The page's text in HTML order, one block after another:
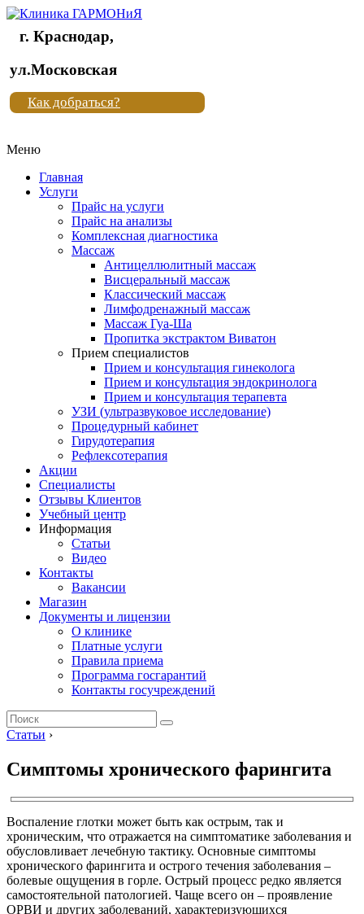
Клиника
"Новая
жизнь"
Клиника
жизнь"
г. Краснодар,
ул.Московская
Как добраться?
Меню
Главная
Услуги
Прайс на услуги
Прайс на анализы
Комплексная диагностика
Массаж
Антицеллюлитный массаж
Висцеральный массаж
Классический массаж
Лимфодренажный массаж
Массаж Гуа-Ша
Пропитка экстрактом Виватон
Прием специалистов
Прием и консультация гинеколога
Прием и консультация эндокринолога
Прием и консультация терапевта
УЗИ (ультразвуковое исследование)
Процедурный кабинет
Гирудотерапия
Рефлексотерапия
Акции
Специалисты
Отзывы Клиентов
Учебный центр
Информация
Статьи
Видео
Контакты
Вакансии
Магазин
Документы и лицензии
О клинике
Платные услуги
Правила приема
Программа госгарантий
Контакты госучреждений
Статьи ›
Симптомы хронического фарингита
Воспаление глотки может быть как острым, так и
хроническим, что отражается на симптоматике заболевания и
обусловливает лечебную тактику. Основные симптомы
хронического фарингита и острого течения заболевания –
болевые ощущения в горле. Острый процесс редко является
самостоятельной патологией. Чаще всего он – проявление
ОРВИ и других заболеваний, характеризующихся